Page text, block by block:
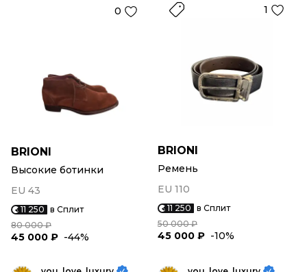
0
BRIONI
Высокие ботинки
EU 43
11 250 в Сплит
80 000 ₽
45 000 ₽ -44%
1
BRIONI
Ремень
EU 110
11 250 в Сплит
50 000 ₽
45 000 ₽ -10%